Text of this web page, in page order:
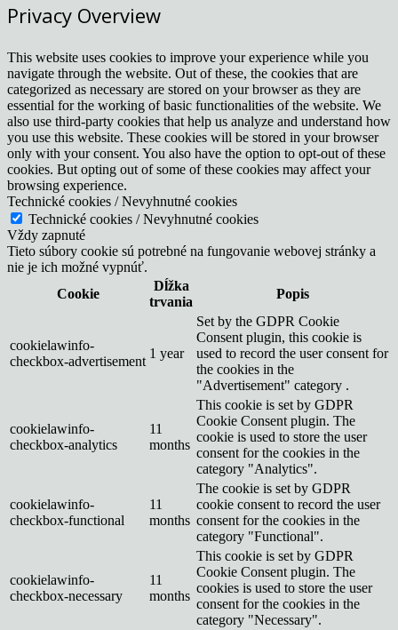
Privacy Overview
This website uses cookies to improve your experience while you
navigate through the website. Out of these, the cookies that are
categorized as necessary are stored on your browser as they are
essential for the working of basic functionalities of the website. We
also use third-party cookies that help us analyze and understand how
you use this website. These cookies will be stored in your browser
only with your consent. You also have the option to opt-out of these
cookies. But opting out of some of these cookies may affect your
browsing experience.
Technické cookies / Nevyhnutné cookies
Technické cookies / Nevyhnutné cookies
Vždy zapnuté
Tieto súbory cookie sú potrebné na fungovanie webovej stránky a
nie je ich možné vypnúť.
Cookie
Dĺžka
trvania
Popis
cookielawinfo-
checkbox-advertisement
1 year
Set by the GDPR Cookie
Consent plugin, this cookie is
used to record the user consent for
the cookies in the
"Advertisement" category .
cookielawinfo-
checkbox-analytics
11
months
This cookie is set by GDPR
Cookie Consent plugin. The
cookie is used to store the user
consent for the cookies in the
category "Analytics".
cookielawinfo-
checkbox-functional
11
months
The cookie is set by GDPR
cookie consent to record the user
consent for the cookies in the
category "Functional".
cookielawinfo-
checkbox-necessary
11
months
This cookie is set by GDPR
Cookie Consent plugin. The
cookies is used to store the user
consent for the cookies in the
category "Necessary".